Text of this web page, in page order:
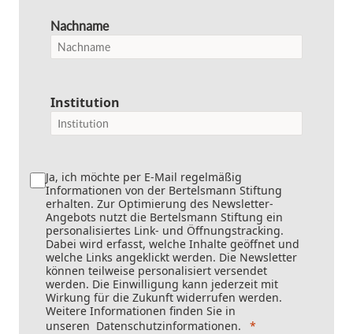
Nachname
Institution
Ja, ich möchte per E-Mail regelmäßig
Informationen von der Bertelsmann Stiftung
erhalten. Zur Optimierung des Newsletter-
Angebots nutzt die Bertelsmann Stiftung ein
personalisiertes Link- und Öffnungstracking.
Dabei wird erfasst, welche Inhalte geöffnet und
welche Links angeklickt werden. Die Newsletter
können teilweise personalisiert versendet
werden. Die Einwilligung kann jederzeit mit
Wirkung für die Zukunft widerrufen werden.
Weitere Informationen finden Sie in
unseren Datenschutzinformationen.